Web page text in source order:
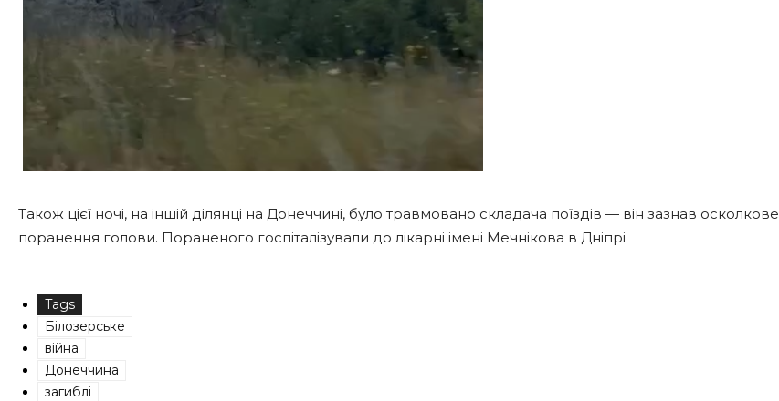
Також цієї ночі, на іншій ділянці на Донеччині, було травмовано складача поїздів — він зазнав осколкове
поранення голови. Пораненого госпіталізували до лікарні імені Мечнікова в Дніпрі
Tags
Білозерське
війна
Донеччина
загиблі